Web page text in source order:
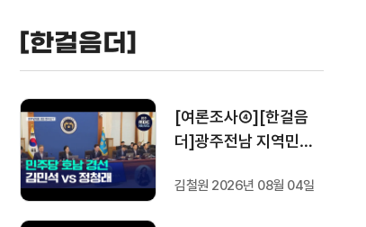
[한걸음더]
[여론조사④][한걸음
더]광주전남 지역민들
할까.. 변수는?
김철원 2026년 08월 04일